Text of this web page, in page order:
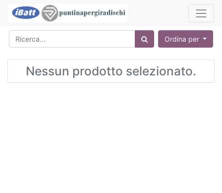
Ordina per
Nessun prodotto selezionato.